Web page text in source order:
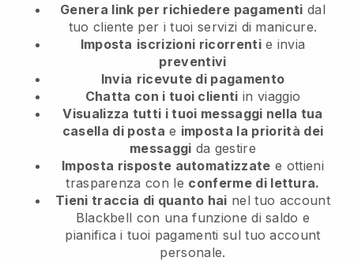
Genera link per richiedere pagamenti dal
tuo cliente per i tuoi servizi di manicure.
Imposta iscrizioni ricorrentie invia
preventivi
Invia ricevute di pagamento
Chatta con i tuoi clienti in viaggio
Visualizza tutti i tuoi messaggi nella tua
casella di posta e imposta la priorità dei
messaggi da gestire
Imposta risposte automatizzate e ottieni
trasparenza con le conferme di lettura.
Tieni traccia di quanto hai nel tuo account
Blackbell con una funzione di saldo e
pianifica i tuoi pagamenti sul tuo account
personale.